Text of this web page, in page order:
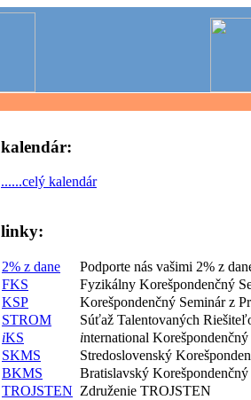
kalendár:
......celý kalendár
linky:
2% z dane
Podporte nás vašimi 2% z
FKS
Fyzikálny Korešpondenčný
KSP
Korešpondenčný Seminár z
STROM
Súťaž Talentovaných
iKS international Korešpondenčný
SKMS
Stredoslovenský
BKMS
Bratislavský
TROJSTEN Združenie TROJSTEN